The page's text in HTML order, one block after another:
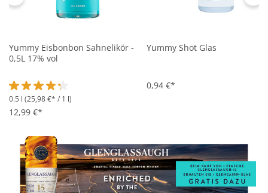
Yummy Eisbonbon Sahnelikör -
0,5L 17% vol
Durchschnittliche Bewertung von 4.3 von 5 Sternen
0.5 l (25,98 €* / 1 l)
12,99 €*
Yummy Shot Glas
0,94 €*